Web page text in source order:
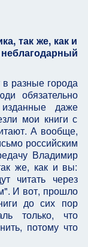
так же, как и
разные города
обязательно
даже
мои книги с
А вообще,
российским
Владимир
же, как и вы:
читать через
И вот, прошло
до сих пор
только, что
потому что